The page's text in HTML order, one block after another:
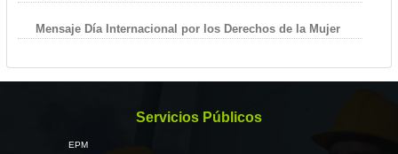
Mensaje Día Internacional por los Derechos de la Mujer
Servicios Públicos
EPM